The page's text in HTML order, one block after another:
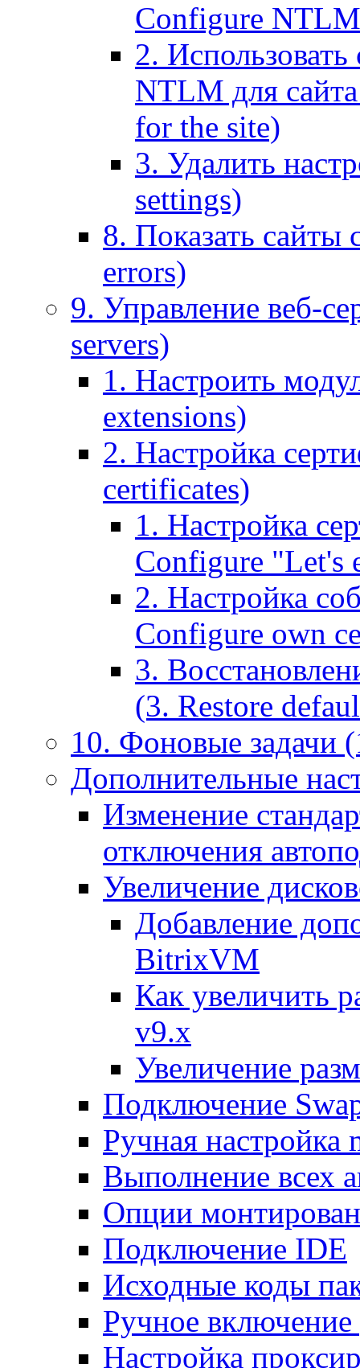
Configure
2.
NTLM для
for the site)
3. Удалить
settings)
8. Показать
errors)
9. Управление веб-
servers)
1. Настроить
extensions)
2. Настройка
certificates)
1. Настройка
Configure "Let's
2. Настройка
Configure own
3.
(3. Restore
10. Фоновые задачи
Дополнительные
Изменение
отключения
Увеличение
Добавление
BitrixVM
Как увеличить
v9.x
Увеличение
Подключение
Ручная настройка
Выполнение всех
Опции
Подключение IDE
Исходные коды
Ручное
Настройка